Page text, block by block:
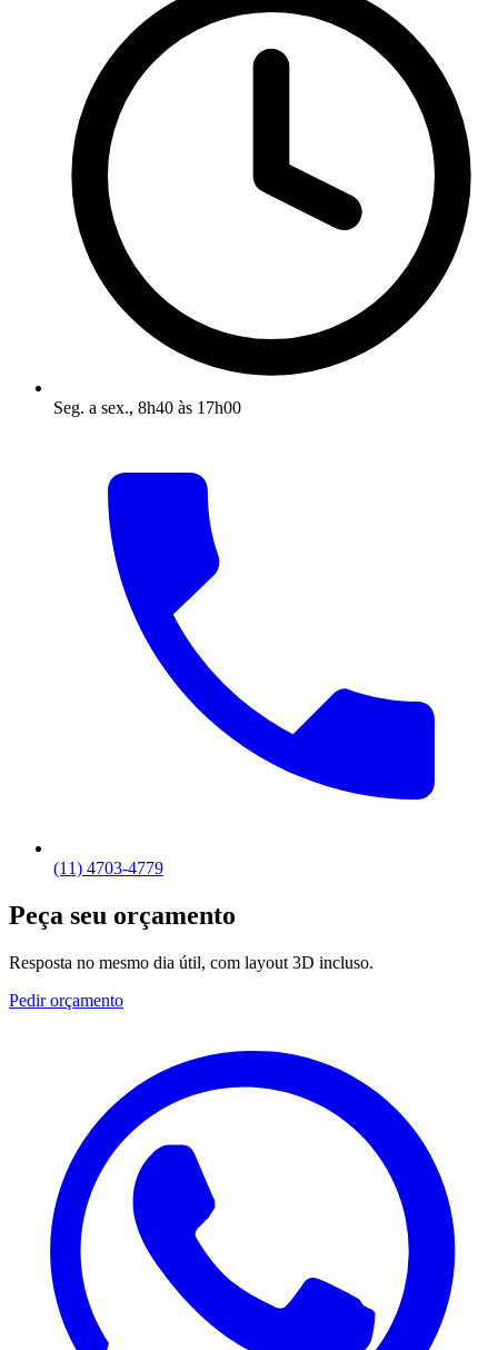
Seg. a sex., 8h40 às 17h00
(11) 4703-4779
Peça seu orçamento
Resposta no mesmo dia útil, com layout 3D incluso.
Pedir orçamento